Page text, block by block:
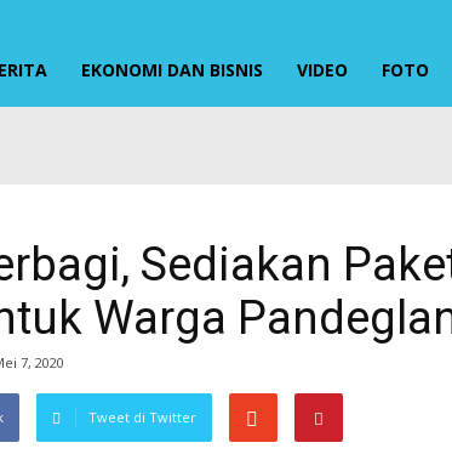
EKONOMI DAN BISNIS VIDEO FOTO
Sediakan
Warga
7, 2020
Tweet di Twitter